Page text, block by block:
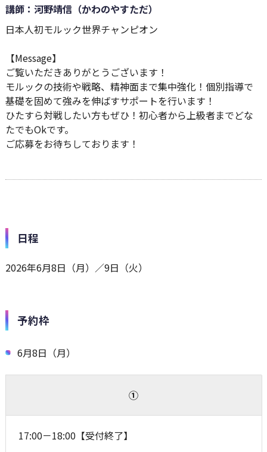
講師：河野靖信（かわのやすただ）
日本人初モルック世界チャンピオン
【Message】
ご覧いただきありがとうございます！
モルックの技術や戦略、精神面まで集中強化！個別指導で
基礎を固めて強みを伸ばすサポートを行います！
ひたすら対戦したい方もぜひ！初心者から上級者までどな
たでもOkです。
ご応募をお待ちしております！
日程
2026年6月8日（月）／9日（火）
予約枠
6月8日（月）
①
17:00－18:00【受付終了】